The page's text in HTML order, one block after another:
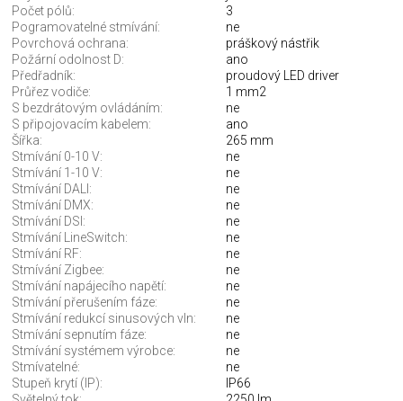
Počet pólů:
3
Pogramovatelné stmívání:
ne
Povrchová ochrana:
práškový nástřik
Požární odolnost D:
ano
Předřadník:
proudový LED driver
Průřez vodiče:
1 mm2
S bezdrátovým ovládáním:
ne
S připojovacím kabelem:
ano
Šířka:
265 mm
Stmívání 0-10 V:
ne
Stmívání 1-10 V:
ne
Stmívání DALI:
ne
Stmívání DMX:
ne
Stmívání DSI:
ne
Stmívání LineSwitch:
ne
Stmívání RF:
ne
Stmívání Zigbee:
ne
Stmívání napájecího napětí:
ne
Stmívání přerušením fáze:
ne
Stmívání redukcí sinusových vln:
ne
Stmívání sepnutím fáze:
ne
Stmívání systémem výrobce:
ne
Stmívatelné:
ne
Stupeň krytí (IP):
IP66